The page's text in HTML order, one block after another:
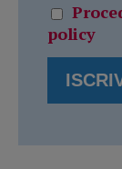
policy